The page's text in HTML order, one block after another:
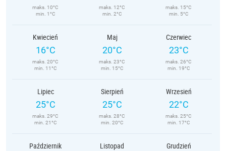
maks. 10°C
min. 1°C
maks. 12°C
min. 2°C
maks. 15°C
min. 5°C
Kwiecień
16°C
maks. 20°C
min. 11°C
Maj
20°C
maks. 23°C
min. 15°C
Czerwiec
23°C
maks. 26°C
min. 19°C
Lipiec
25°C
maks. 29°C
min. 21°C
Sierpień
25°C
maks. 28°C
min. 20°C
Wrzesień
22°C
maks. 25°C
min. 17°C
Październik Listopad Grudzień